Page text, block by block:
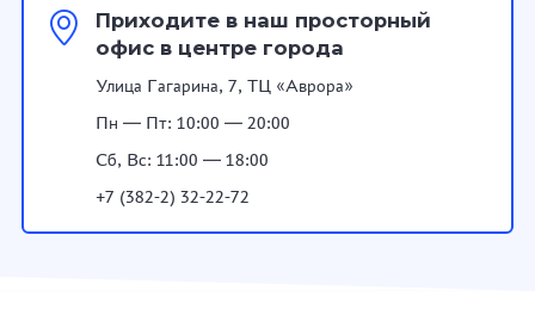
Приходите в наш просторный
офис в центре города
Улица Гагарина, 7, ТЦ «Аврора»
Пн — Пт: 10:00 — 20:00
Сб, Вс: 11:00 — 18:00
+7 (382-2) 32-22-72